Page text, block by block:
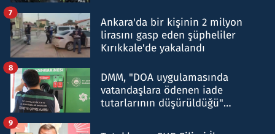
Ankara'da bir kişinin 2 milyon
lirasını gasp eden şüpheliler
Kırıkkale'de yakalandı
7
DMM, "DOA uygulamasında
vatandaşlara ödenen iade
tutarlarının düşürüldüğü"
8
9